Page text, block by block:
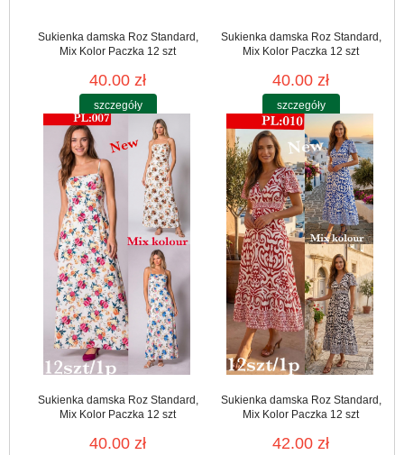
Sukienka damska Roz Standard,
Mix Kolor Paczka 12 szt
40.00 zł
szczegóły
Sukienka damska Roz Standard,
Mix Kolor Paczka 12 szt
40.00 zł
szczegóły
Sukienka damska Roz Standard,
Mix Kolor Paczka 12 szt
40.00 zł
Sukienka damska Roz Standard,
Mix Kolor Paczka 12 szt
42.00 zł